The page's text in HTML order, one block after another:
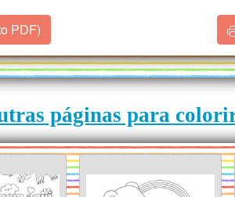
PDF)
páginas para